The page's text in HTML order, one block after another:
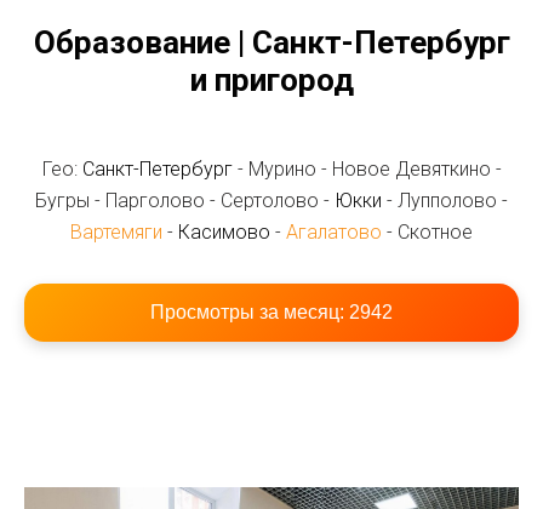
Образование | Санкт-Петербург
и пригород
Гео: Санкт-Петербург- Мурино - Новое Девяткино -
Бугры - Парголово - Сертолово - Юкки - Лупполово -
Вартемяги - Касимово - Агалатово - Скотное
Просмотры за месяц: 2942